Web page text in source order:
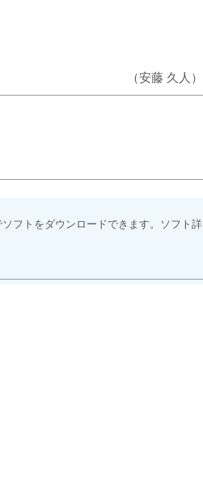
（安藤 久人）
フトをダウンロードできます。ソフト詳